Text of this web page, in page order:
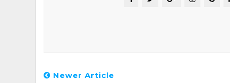
Newer Article